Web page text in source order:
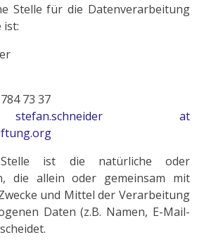
Stelle für die Datenverarbeitung
ist:
73 37
stefan.schneider at
Stelle ist die natürliche oder
die allein oder gemeinsam mit
und Mittel der Verarbeitung
Daten (z.B. Namen, E-Mail-